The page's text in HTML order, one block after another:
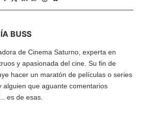
BUSS
de Cinema Saturno, experta en
y apasionada del cine. Su fin de
hacer un maratón de películas o series
alguien que aguante comentarios
es de esas.